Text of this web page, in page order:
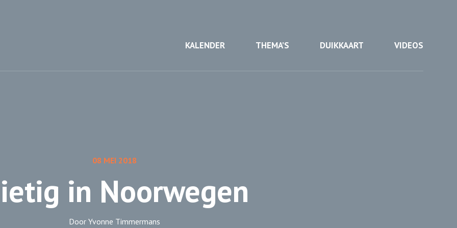
KALENDER THEMA’S DUIKKAART VIDEOS
08 MEI 2018
in Noorwegen
Door Yvonne Timmermans